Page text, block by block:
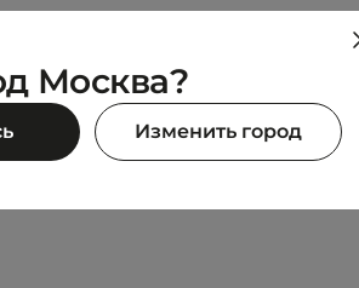
UNITED 4
SWEATSHIRT
Москва?
Изменить город